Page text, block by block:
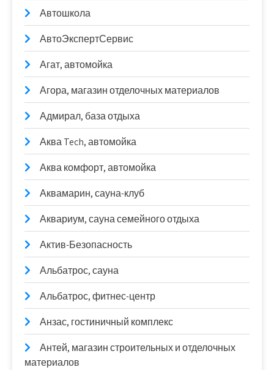
Автошкола
АвтоЭкспертСервис
Агат, автомойка
Агора, магазин отделочных материалов
Адмирал, база отдыха
Аква Tech, автомойка
Аква комфорт, автомойка
Аквамарин, сауна-клуб
Аквариум, сауна семейного отдыха
Актив-Безопасность
Альбатрос, сауна
Альбатрос, фитнес-центр
Анзас, гостиничный комплекс
Антей, магазин строительных и отделочных
материалов